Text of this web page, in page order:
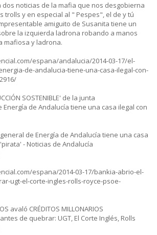
dos noticias de la mafia que nos desgobierna
trolls y en especial al " Pespes", el de y tú
amiguito de Susanita tiene un
la izquierda ladrona robando a manos
mafiosa y ladrona.
espana/andalucia/2014-03-17/el-
de-andalucia-tiene-una-casa-ilegal-con-
SOSTENIBLE' de la junta
Energía de Andalucía tiene una casa ilegal con
de Energía de Andalucía tiene una casa
- Noticias de Andalucía
espana/2014-03-17/bankia-abrio-el-
ugt-el-corte-ingles-rolls-royce-psoe-
avaló CRÉDITOS MILLONARIOS
de quebrar: UGT, El Corte Inglés, Rolls